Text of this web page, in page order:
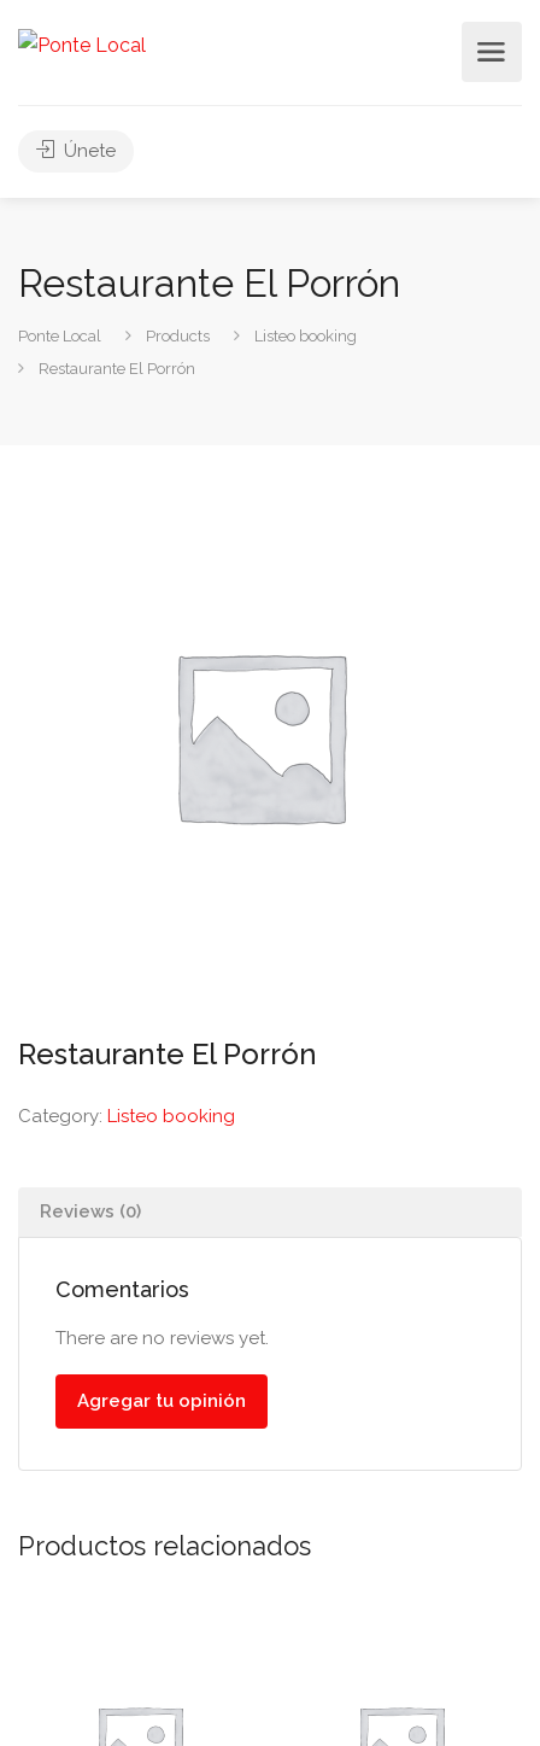
Únete
Restaurante El Porrón
Ponte Local Products
Listeo booking
Restaurante El Porrón
Restaurante El Porrón
Category: Listeo booking
Reviews (0)
Comentarios
There are no reviews yet.
Agregar tu opinión
Productos relacionados